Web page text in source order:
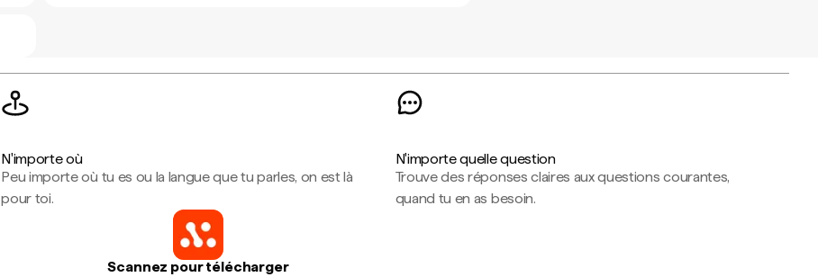
N'importe où
Peu importe où tu es ou la langue que tu parles, on est là
pour toi.
N'importe quelle question
Trouve des réponses claires aux questions courantes,
quand tu en as besoin.
Scannez pour télécharger